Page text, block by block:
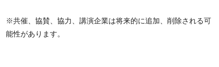
※共催、協賛、協力、講演企業は将来的に追加、削除される可
能性があります。